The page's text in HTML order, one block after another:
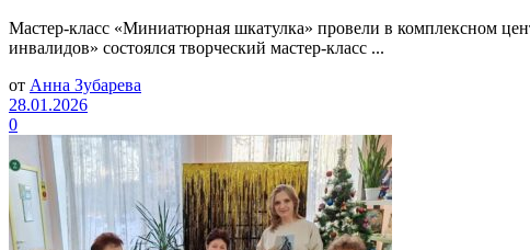
Мастер-класс «Миниатюрная шкатулка» провели в комплексном
инвалидов» состоялся творческий мастер-класс ...
от Анна Зубарева
28.01.2026
0